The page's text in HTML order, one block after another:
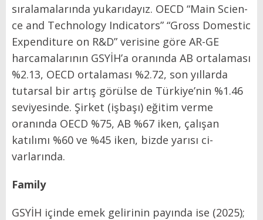
sıralamalarında yu­karıdayız. OECD “Main Scien­
ce and Technology Indicators” “Gross Domestic
Expenditure on R&D” verisine göre AR-GE
harcamalarının GSYİH’a oranın­da AB ortalaması
%2.13, OECD or­talaması %2.72, son yıllarda
tutar­sal bir artış görülse de Türkiye’nin %1.46
seviyesinde. Şirket (işba­şı) eğitim verme
oranında OECD %75, AB %67 iken, çalışan
katılımı %60 ve %45 iken, bizde yarısı ci­
varlarında.
Family
GSYİH içinde emek gelirinin pa­yında ise (2025);